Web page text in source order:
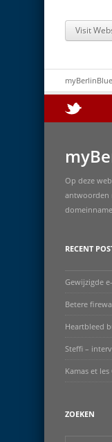
Visit
myBerlinBlue
Op deze
antwoorden
RECENT
Gewijzigde
Betere
Heartbleed
Steffi –
Kamas et
ZOEKEN